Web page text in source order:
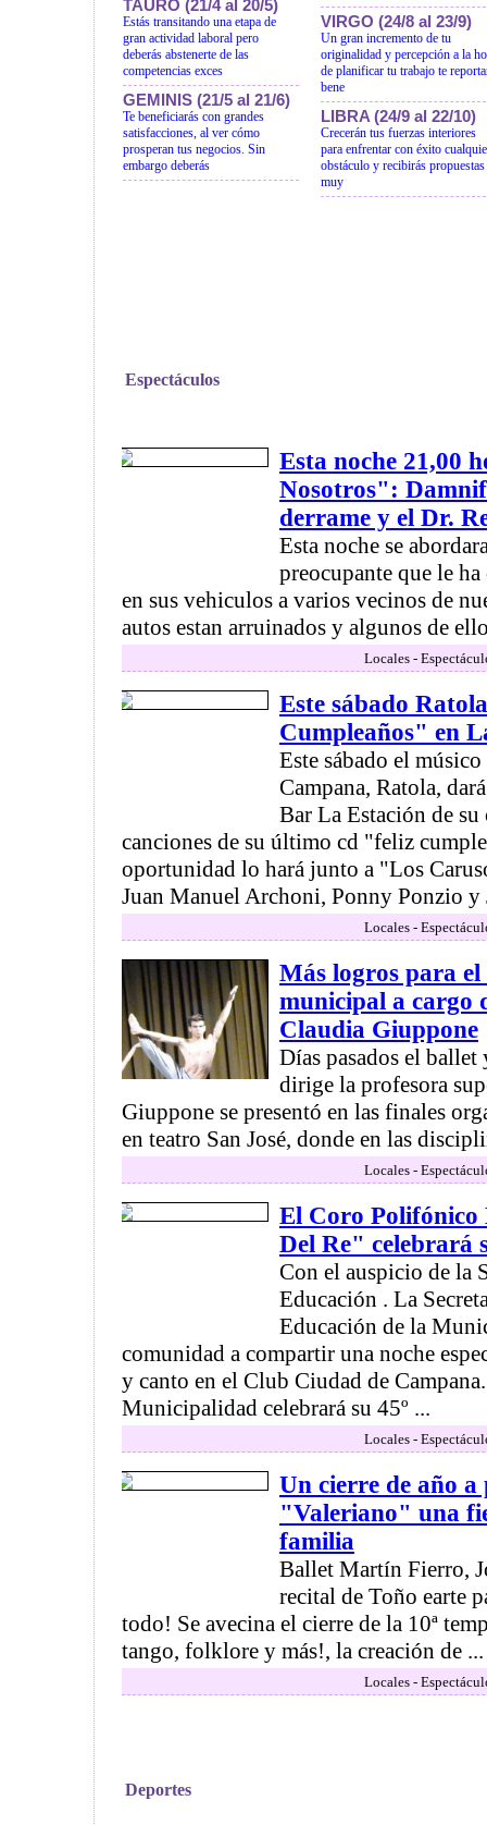
TAURO (21/4 al 20/5)
Estás transitando una etapa de
gran actividad laboral pero
deberás abstenerte de las
competencias exces
GEMINIS (21/5 al 21/6)
Te beneficiarás con grandes
satisfacciones, al ver cómo
prosperan tus negocios. Sin
embargo deberás
VIRGO (24/8 al 23/9)
Un gran incremento de tu
originalidad y percepción a la
de planificar tu trabajo te
bene
LIBRA (24/9 al 22/10)
Crecerán tus fuerzas interiores
para enfrentar con éxito
obstáculo y recibirás propuestas
muy
Espectáculos
Esta noche 21,00
Nosotros":
derrame y el Dr.
Esta noche se
preocupante que le
en sus vehiculos a varios vecinos de
autos estan arruinados y algunos de
Locales -
Este sábado
Cumpleaños" en
Este sábado el
Campana, Ratola,
Bar La Estación de
canciones de su último cd "feliz
oportunidad lo hará junto a "Los
Juan Manuel Archoni, Ponny Ponzio y
Locales -
Más logros para
municipal a cargo
Claudia Giuppone
Días pasados el
dirige la profesora
Giuppone se presentó en las finales
en teatro San José, donde en las
Locales -
El Coro
Del Re" celebrará
Con el auspicio de la
Educación . La
Educación de la
comunidad a compartir una noche
y canto en el Club Ciudad de
Municipalidad celebrará su 45º ...
Locales -
Un cierre de año
"Valeriano" una
familia
Ballet Martín Fierro,
recital de Toño earte
todo! Se avecina el cierre de la 10ª
tango, folklore y más!, la creación de ...
Locales -
Deportes